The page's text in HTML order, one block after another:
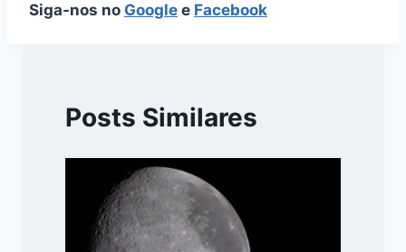
Siga-nos no Google e Facebook
Posts Similares